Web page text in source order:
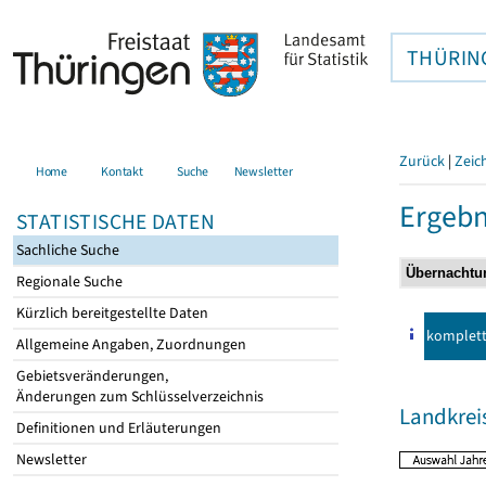
Home Kontakt Suche Newsletter
STATISTISCHE DATEN
Sachliche Suche
Regionale Suche
Kürzlich bereitgestellte Daten
Allgemeine Angaben, Zuordnungen
Gebietsveränderungen,
Änderungen zum Schlüsselverzeichnis
Definitionen und Erläuterungen
Newsletter
Zurück |
komplett